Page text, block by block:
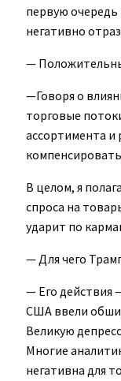
первую очередь
негативно
—
—Говоря о
торговые
ассортимента и
В целом, я
спроса на
ударит по
— Для чего
— Его действия
США ввели
Великую
Многие
негативна для